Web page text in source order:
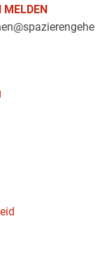
MELDEN